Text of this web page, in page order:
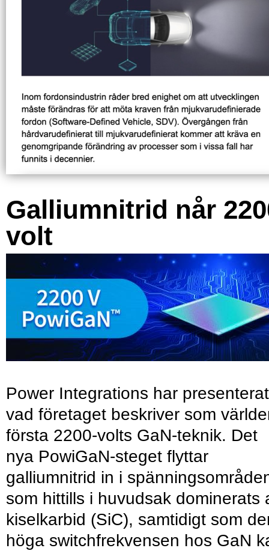
Galliumnitrid når
volt
Power Integrations har presenterat
vad företaget beskriver som
första 2200-volts GaN-teknik. Det
nya PowiGaN-steget flyttar
galliumnitrid in i
som hittills i huvudsak dominerats
kiselkarbid (SiC), samtidigt som
höga switchfrekvensen hos GaN